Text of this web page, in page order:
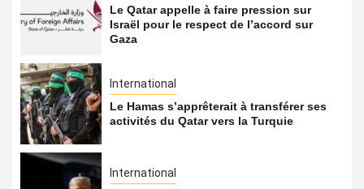
Le Qatar appelle à faire pression sur
Israël pour le respect de l’accord sur
Gaza
International
Le Hamas s’apprêterait à transférer ses
activités du Qatar vers la Turquie
International